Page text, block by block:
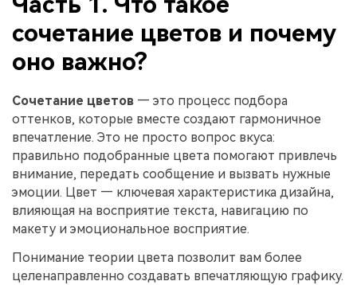
сочетание цветов и почему
оно важно?
Сочетание цветов — это процесс подбора
оттенков, которые вместе создают гармоничное
впечатление. Это не просто вопрос вкуса:
правильно подобранные цвета помогают привлечь
внимание, передать сообщение и вызвать нужные
эмоции. Цвет — ключевая характеристика дизайна,
влияющая на восприятие текста, навигацию по
макету и эмоциональное восприятие.
Понимание теории цвета позволит вам более
целенаправленно создавать впечатляющую графику.